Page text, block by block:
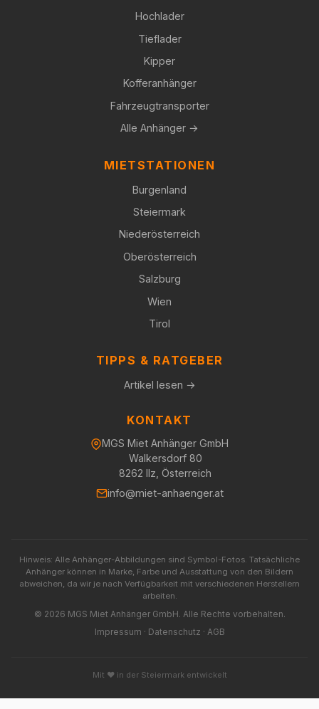
Hochlader
Tieflader
Kipper
Kofferanhänger
Fahrzeugtransporter
Alle Anhänger →
MIETSTATIONEN
Burgenland
Steiermark
Niederösterreich
Oberösterreich
Salzburg
Wien
Tirol
TIPPS & RATGEBER
Artikel lesen →
KONTAKT
MGS Miet Anhänger GmbH
Walkersdorf 80
8262 Ilz, Österreich
info@miet-anhaenger.at
Hinweis: Alle Anhänger-Abbildungen sind Symbol-Fotos. Tatsächliche
Anhänger können in Marke, Farbe und Ausstattung von den Bildern
abweichen, da wir je nach Verfügbarkeit mit verschiedenen Herstellern
arbeiten.
© 2026 MGS Miet Anhänger GmbH. Alle Rechte vorbehalten.
Impressum · Datenschutz · AGB
Mit ❤️ in der Steiermark entwickelt